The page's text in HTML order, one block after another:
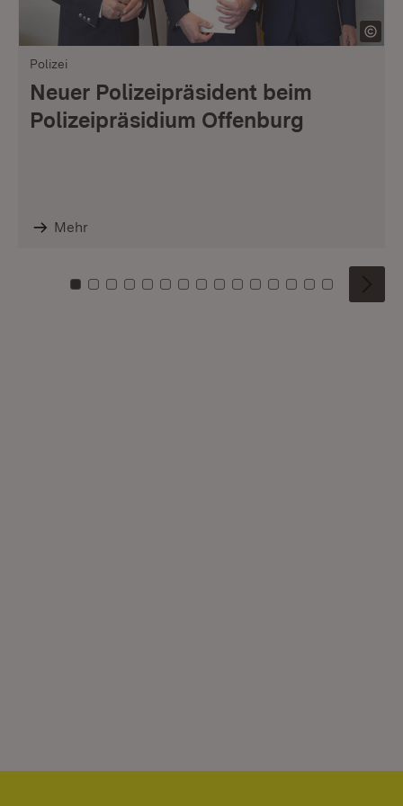
Polizei
Neuer Polizeipräsident beim
Polizeipräsidium Offenburg
Mehr
Zu Kachel: 0
Zu Kachel: 1
Zu Kachel: 2
Zu Kachel: 3
Zu Kachel: 4
Zu Kachel: 5
Zu Kachel: 6
Zu Kachel: 7
Zu Kachel: 8
Zu Kachel: 9
Zu Kachel: 10
Zu Kachel: 11
Zu Kachel: 12
Zu Kachel:
Zu